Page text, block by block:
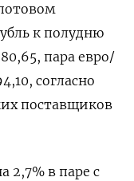
к полудню
пара евро/
согласно
поставщиков
2,7% в паре с